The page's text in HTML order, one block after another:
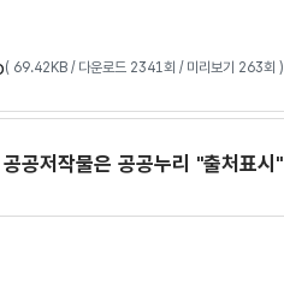
( 69.42KB / 다운로드 2341회 / 미리보기 263회 )
공저작물은 공공누리 "출처표시"